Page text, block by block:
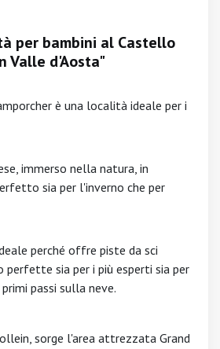
per bambini al Castello
Valle d'Aosta"
è una località ideale per i
immerso nella natura, in
sia per l'inverno che per
perché offre piste da sci
perfette sia per i più esperti sia per
passi sulla neve.
sorge l'area attrezzata Grand